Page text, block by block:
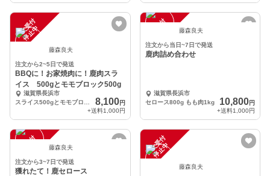
注
文
受
付
停
止
中
藤森良夫
注文から2~5日で発送
BBQに！お家焼肉に！鹿肉スラ
イス 500gとモモブロック500g
滋賀県長浜市
8,100円
+送料1,000円
注
文
受
付
停
止 藤森良夫
注文から当日~7日で発送
鹿肉詰め合わせ
滋賀県長浜市
セロース800g もも肉1kg
10,800円
+送料1,000円
注
文
受
付
停
止 藤森良夫
注文から3~7日で発送
獲れたて！鹿セロース
注
文
受
付
停
止
中
藤森良夫